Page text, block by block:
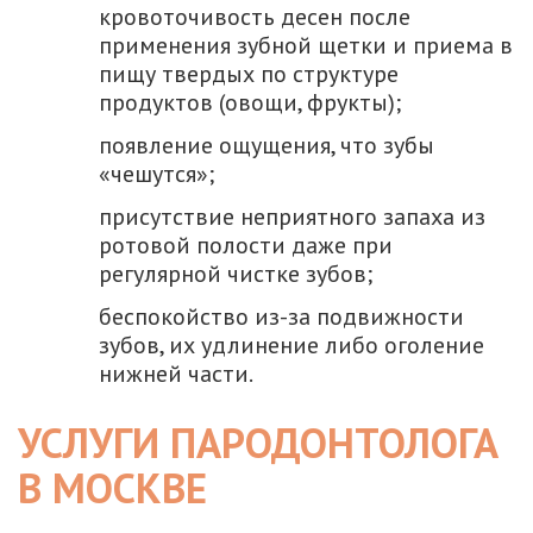
кровоточивость десен после
применения зубной щетки и приема в
пищу твердых по структуре
продуктов (овощи, фрукты);
появление ощущения, что зубы
«чешутся»;
присутствие неприятного запаха из
ротовой полости даже при
регулярной чистке зубов;
беспокойство из-за подвижности
зубов, их удлинение либо оголение
нижней части.
УСЛУГИ ПАРОДОНТОЛОГА
В МОСКВЕ